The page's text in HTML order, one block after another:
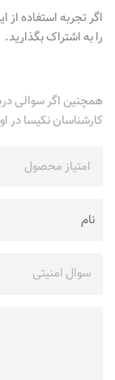
اگر تجربه استفاده
را به اشتراک بگذارید.
همچنین اگر سوالی
کارشناسان نکیسا در
امتیاز محصول
سوال امنیتی